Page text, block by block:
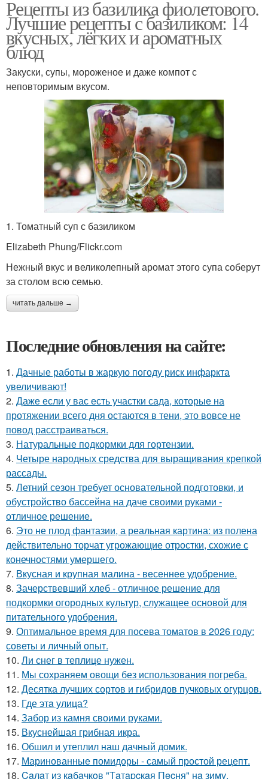
Рецепты из базилика фиолетового.
Лучшие рецепты с базиликом: 14
вкусных, лёгких и ароматных
блюд
Закуски, супы, мороженое и даже компот с
неповторимым вкусом.
1. Томатный суп с базиликом
Elizabeth Phung/Flickr.com
Нежный вкус и великолепный аромат этого супа соберут
за столом всю семью.
читать дальше →
Последние обновления на сайте:
1. Дачные работы в жаркую погоду риск инфаркта
увеличивают!
2. Даже если у вас есть участки сада, которые на
протяжении всего дня остаются в тени, это вовсе не
повод расстраиваться.
3. Натуральные подкормки для гортензии.
4. Четыре народных средства для выращивания крепкой
рассады.
5. Летний сезон требует основательной подготовки, и
обустройство бассейна на даче своими руками -
отличное решение.
6. Это не плод фантазии, а реальная картина: из полена
действительно торчат угрожающие отростки, схожие с
конечностями умершего.
7. Вкусная и крупная малина - весеннее удобрение.
8. Зачерствевший хлеб - отличное решение для
подкормки огородных культур, служащее основой для
питательного удобрения.
9. Оптимальное время для посева томатов в 2026 году:
советы и личный опыт.
10. Ли снег в теплице нужен.
11. Мы сохраняем овощи без использования погреба.
12. Десятка лучших сортов и гибридов пучковых огурцов.
13. Где этa улица?
14. Забор из камня своими руками.
15. Вкуснейшая грибная икра.
16. Обшил и утеплил наш дачный домик.
17. Маринованные помидоры - самый простой рецепт.
18. Caлaт из кaбaчкoв "Тaтapcкaя Пecня" нa зиму.